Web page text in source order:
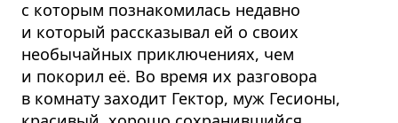
с которым познакомилась недавно
и который рассказывал ей о своих
необычайных приключениях, чем
и покорил её. Во время их разговора
в комнату заходит Гектор, муж Гесионы,